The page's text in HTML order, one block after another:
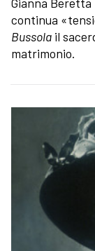
continua
Bussola il
matrimonio.